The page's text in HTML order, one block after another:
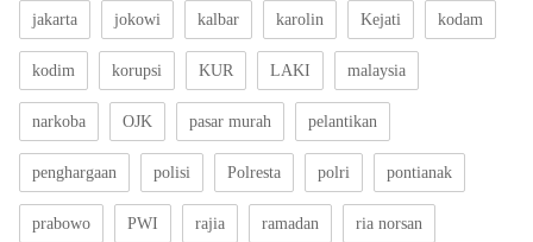
jakarta jokowi kalbar karolin Kejati kodam
kodim korupsi KUR LAKI malaysia
narkoba OJK pasar murah pelantikan
penghargaan polisi Polresta polri pontianak
prabowo PWI rajia ramadan ria norsan